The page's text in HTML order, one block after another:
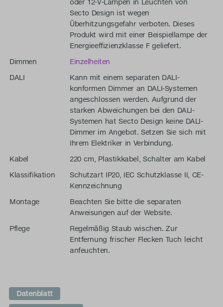
Secto Design ist wegen
Überhitzungsgefahr verboten. Dieses
Produkt wird mit einer Beispiellampe der
Energieeffizienzklasse F geliefert.
Dimmen
Einzelheiten
DALI
Kann mit einem separaten DALI-
konformen Dimmer an DALI-Systemen
angeschlossen werden. Aufgrund der
starken Abweichungen bei den DALI-
Systemen hat Secto Design keine DALI-
Dimmer im Angebot. Setzen Sie sich mit
Ihrem Elektriker in Verbindung.
Kabel
220 cm, Plastikkabel, Schalter am Kabel
Klassifikation
Schutzart IP20, IEC Schutzklasse II, CE-
Kennzeichnung
Montage
Beachten Sie bitte die separaten
Anweisungen auf der Website.
Pflege
Regelmäßig Staub wischen. Zur
Entfernung frischer Flecken Tuch leicht
anfeuchten.
Datenblatt